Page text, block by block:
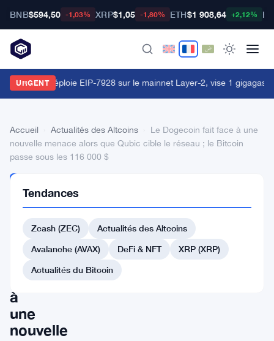
BNB$594,50 -1,03% XRP$1,05 -1,80% ETH$1 908,64 +2,12%
URGENT
Chain déploie EIP-7928 sur le mainnet Layer-2, vise 1 gigagas
Accueil Actualités des Altcoins
Le Dogecoin fait face à une
nouvelle menace alors que Qubic cible le réseau ; le Bitcoin
passe sous les 116 000 $
DES
ALTCOINS
Dogecoin
à
une
nouvelle
Tendances
Zcash (ZEC)
Actualités des Altcoins
Avalanche (AVAX)
DeFi & NFT
XRP (XRP)
Actualités du Bitcoin